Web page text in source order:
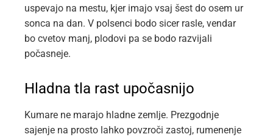
uspevajo na mestu, kjer imajo vsaj šest do osem ur
sonca na dan. V polsenci bodo sicer rasle, vendar
bo cvetov manj, plodovi pa se bodo razvijali
počasneje.
Hladna tla rast upočasnijo
Kumare ne marajo hladne zemlje. Prezgodnje
sajenje na prosto lahko povzroči zastoj, rumenenje